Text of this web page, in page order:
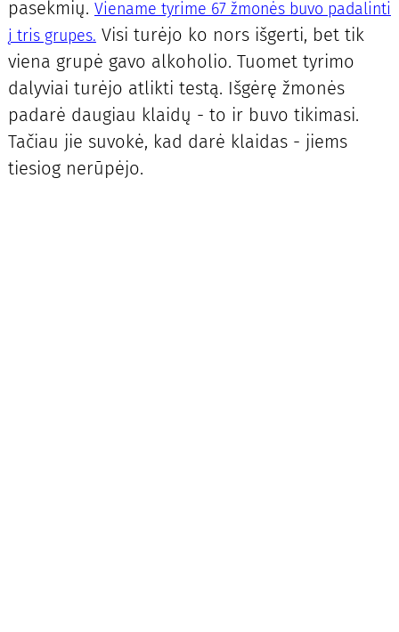
pasekmių. Viename tyrime 67 žmonės buvo padalinti
į tris grupes. Visi turėjo ko nors išgerti, bet tik
viena grupė gavo alkoholio. Tuomet tyrimo
dalyviai turėjo atlikti testą. Išgėrę žmonės
padarė daugiau klaidų - to ir buvo tikimasi.
Tačiau jie suvokė, kad darė klaidas - jiems
tiesiog nerūpėjo.